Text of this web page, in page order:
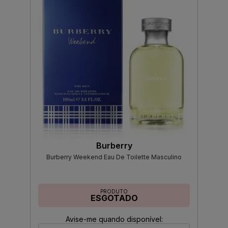
Burberry
Burberry Weekend Eau De Toilette Masculino
PRODUTO
ESGOTADO
Avise-me quando disponível: